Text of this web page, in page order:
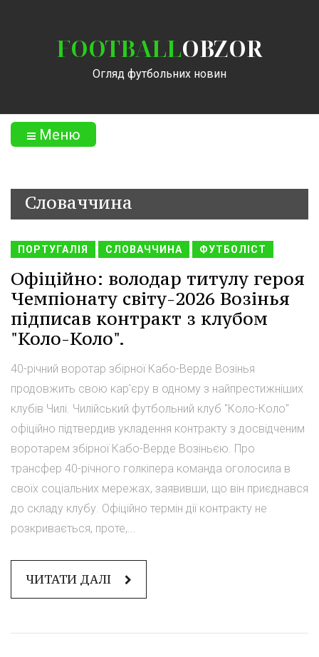
FOOTBALLOBZOR
Огляд футбольних новин
Меню
Словаччина
ПОРТУГАЛІЯ СЛОВАЧЧИНА ФУТБОЛІСТ
Офіційно: володар титулу героя
Чемпіонату світу-2026 Возінья
підписав контракт з клубом
"Коло-Коло".
40-річний воротар збірної Кабо-Верде Возінья
продовжить свою кар'єру в одному з найпрестижніших
клубів Чилі. Чилійський футбольний клуб "Коло-Коло"
офіційно підтвердив укладення контракту з досвідченим
воротарем збірної Кабо-Верде Возіньєю. Про
трансфер 40-річного голкіпера команда оголосила в
своїх соціальних мережах, заявивши, що він приєднався
до складу клубу. Офіційно термін дії контракту не
розкривається, проте,...
ЧИТАТИ ДАЛІ